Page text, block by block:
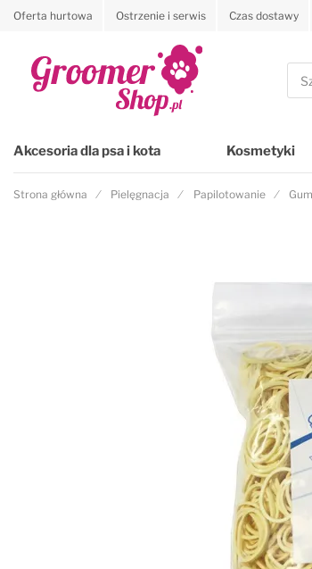
Oferta hurtowa Ostrzenie i serwis Czas dostawy
Szukaj
Akcesoria dla psa i kota Kosmetyki
Strona główna Pielęgnacja Papilotowanie